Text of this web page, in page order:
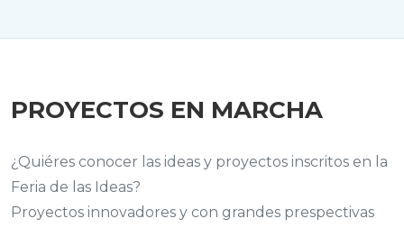
PROYECTOS EN MARCHA
¿Quiéres conocer las ideas y proyectos inscritos en la
Feria de las Ideas?
Proyectos innovadores y con grandes prespectivas